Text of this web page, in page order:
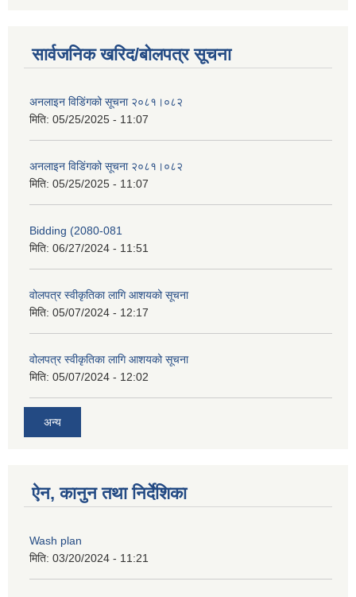
सार्वजनिक खरिद/बोलपत्र सूचना
अनलाइन विडि‌ं‍गको सूचना २०८१।०८२
मिति: 05/25/2025 - 11:07
अनलाइन विडि‌ं‍गको सूचना २०८१।०८२
मिति: 05/25/2025 - 11:07
Bidding (2080-081
मिति: 06/27/2024 - 11:51
वोलपत्र स्वीकृतिका लागि आशयको सूचना
मिति: 05/07/2024 - 12:17
वोलपत्र स्वीकृतिका लागि आशयको सूचना
मिति: 05/07/2024 - 12:02
अन्य
ऐन, कानुन तथा निर्देशिका
Wash plan
मिति: 03/20/2024 - 11:21